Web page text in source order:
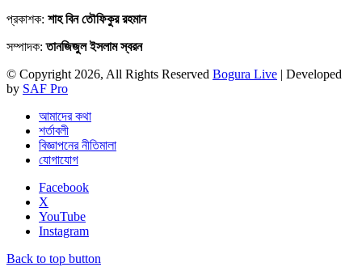
প্রকাশক: শাহ বিন তৌফিকুর রহমান
সম্পাদক:তানজিজুল ইসলাম স্বরন
© Copyright 2026, All Rights Reserved Bogura Live | Developed
by SAF Pro
আমাদের কথা
শর্তাবলী
বিজ্ঞাপনের নীতিমালা
যোগাযোগ
Facebook
X
YouTube
Instagram
Back to top button